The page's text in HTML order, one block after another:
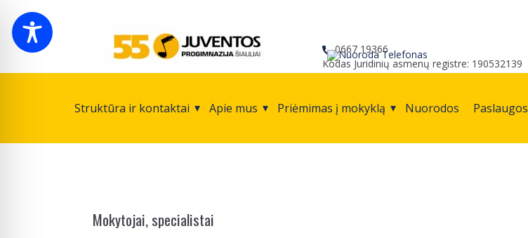
0667 19366
Kodas Juridinių asmenų registre: 190532139
Struktūra ir kontaktai Apie mus Priėmimas į mokyklą Nuorodos Paslaugos
Mokytojai, specialistai